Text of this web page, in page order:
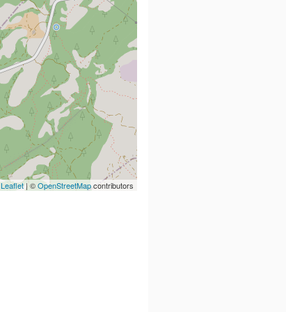
Leaflet | ©OpenStreetMapcontributors